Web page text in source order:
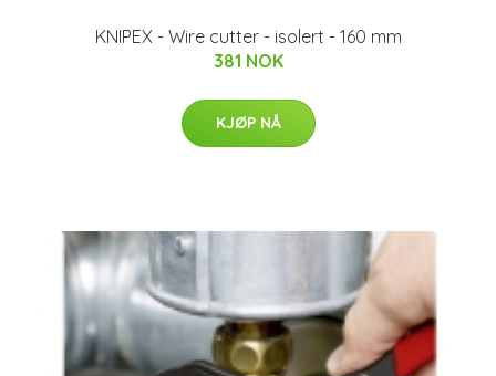
KNIPEX - Wire cutter - isolert - 160 mm
381 NOK
KJØP NÅ